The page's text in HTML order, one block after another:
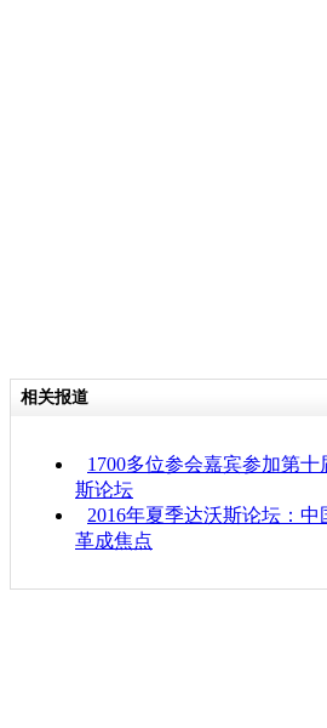
相关报道
1700多位参会嘉宾参加第十
斯论坛
2016年夏季达沃斯论坛：中
革成焦点